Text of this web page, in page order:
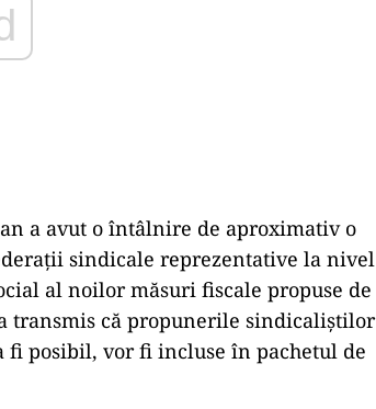
a avut o întâlnire de aproximativ o
sindicale reprezentative la nivel
al noilor măsuri fiscale propuse de
transmis că propunerile sindicaliștilor
fi posibil, vor fi incluse în pachetul de